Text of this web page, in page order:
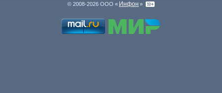
© 2008-2026 ООО « Инфон »